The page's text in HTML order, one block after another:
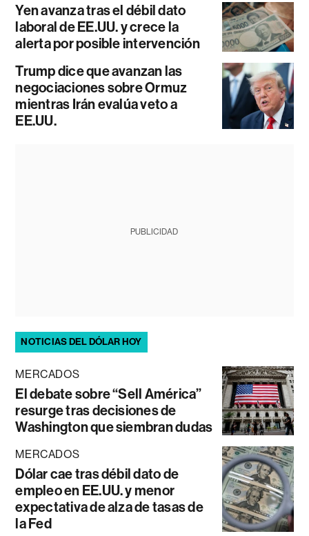
Yen avanza tras el débil dato
laboral de EE.UU. y crece la
alerta por posible intervención
Trump dice que avanzan las
negociaciones sobre Ormuz
mientras Irán evalúa veto a
EE.UU.
PUBLICIDAD
NOTICIAS DEL DÓLAR HOY
MERCADOS
El debate sobre “Sell América”
resurge tras decisiones de
Washington que siembran dudas
MERCADOS
Dólar cae tras débil dato de
empleo en EE.UU. y menor
expectativa de alza de tasas de
la Fed